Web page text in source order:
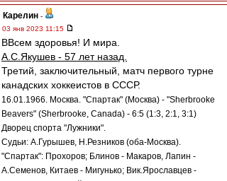
Карелин -
03 янв 2023 11:15
ВВсем здоровья! И мира.
А.С.Якушев - 57 лет назад.
Третий, заключительный, матч первого турне
канадских хоккеистов в СССР.
16.01.1966. Москва. "Спартак" (Москва) - "Sherbrooke
Beavers" (Sherbrooke, Canada) - 6:5 (1:3, 2:1, 3:1)
Дворец спорта "Лужники".
Судьи: А.Гурышев, Н.Резников (оба-Москва).
"Спартак": Прохоров; Блинов - Макаров, Лапин -
А.Семенов, Китаев - Мигунько; Вик.Ярославцев -